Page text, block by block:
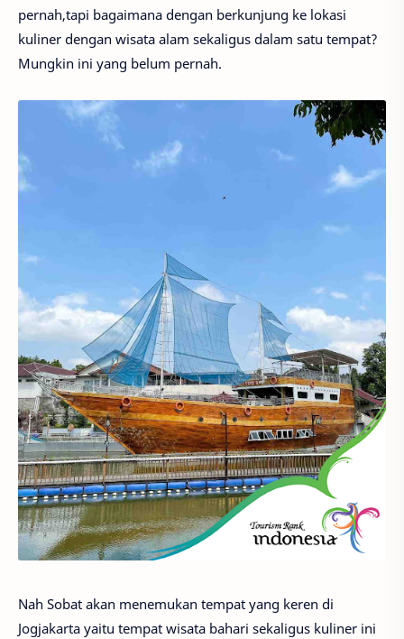
pernah,tapi bagaimana dengan berkunjung ke lokasi
kuliner dengan wisata alam sekaligus dalam satu tempat?
Mungkin ini yang belum pernah.
Nah Sobat akan menemukan tempat yang keren di
Jogjakarta yaitu tempat wisata bahari sekaligus kuliner ini